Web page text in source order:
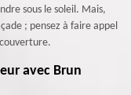
sous le soleil. Mais,
; pensez à faire appel
avec Brun